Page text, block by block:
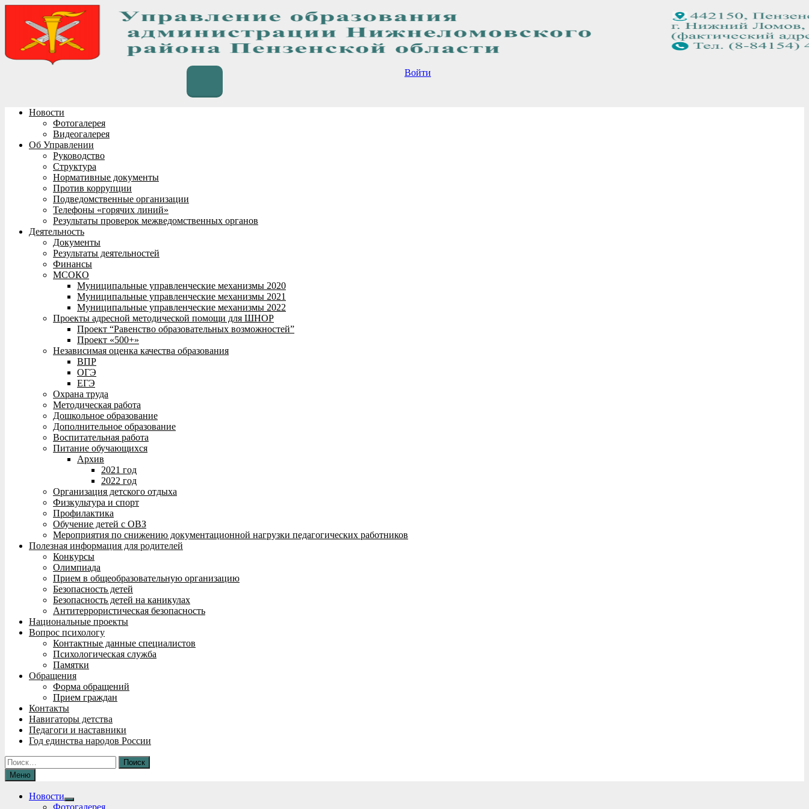
содержимому
Войти
Новости
Фотогалерея
Видеогалерея
Об Управлении
Руководство
Структура
Нормативные документы
Против коррупции
Подведомственные организации
Телефоны «горячих линий»
Результаты проверок межведомственных органов
Деятельность
Документы
Результаты деятельностей
Финансы
МСОКО
Муниципальные управленческие механизмы 2020
Муниципальные управленческие механизмы 2021
Муниципальные управленческие механизмы 2022
Проекты адресной методической помощи для ШНОР
Проект “Равенство образовательных возможностей”
Проект «500+»
Независимая оценка качества образования
ВПР
ОГЭ
ЕГЭ
Охрана труда
Методическая работа
Дошкольное образование
Дополнительное образование
Воспитательная работа
Питание обучающихся
Архив
2021 год
2022 год
Организация детского отдыха
Физкультура и спорт
Профилактика
Обучение детей с ОВЗ
Мероприятия по снижению документационной нагрузки педагогических работников
Полезная информация для родителей
Конкурсы
Олимпиада
Прием в общеобразовательную организацию
Безопасность детей
Безопасность детей на каникулах
Антитеррористическая безопасность
Национальные проекты
Вопрос психологу
Контактные данные специалистов
Психологическая служба
Памятки
Обращения
Форма обращений
Прием граждан
Контакты
Навигаторы детства
Педагоги и наставники
Год единства народов России
Найти:
Меню
Новости
Show
Фотогалерея